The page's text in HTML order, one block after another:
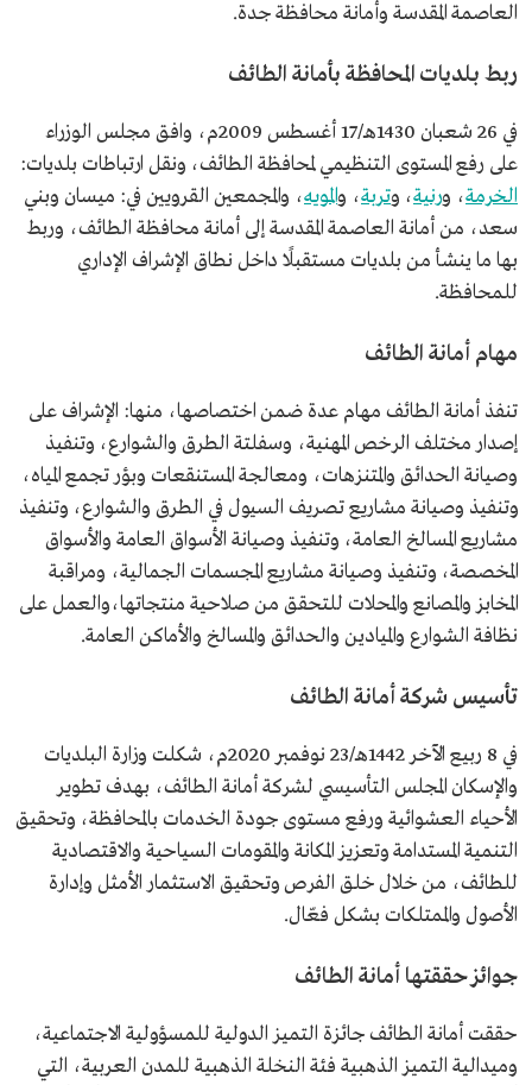
العاصمة المقدسة وأمانة محافظة جدة.
ربط بلديات المحافظة بأمانة الطائف
في 26 شعبان 1430هـ/17 أغسطس 2009م، وافق مجلس الوزراء
على رفع المستوى التنظيمي لمحافظة الطائف، ونقل ارتباطات بلديات:
الخرمة، ورنية، وتربة، والمويه، والمجمعين القرويين في: ميسان وبني
سعد، من أمانة العاصمة المقدسة إلى أمانة محافظة الطائف، وربط
بها ما ينشأ من بلديات مستقبلًا داخل نطاق الإشراف الإداري
للمحافظة.
مهام أمانة الطائف
تنفذ أمانة الطائف مهام عدة ضمن اختصاصها، منها: الإشراف على
إصدار مختلف الرخص المهنية، وسفلتة الطرق والشوارع، وتنفيذ
وصيانة الحدائق والمتنزهات، ومعالجة المستنقعات وبؤر تجمع المياه،
وتنفيذ وصيانة مشاريع تصريف السيول في الطرق والشوارع، وتنفيذ
مشاريع المسالخ العامة، وتنفيذ وصيانة الأسواق العامة والأسواق
المخصصة، وتنفيذ وصيانة مشاريع المجسمات الجمالية، ومراقبة
المخابز والمصانع والمحلات للتحقق من صلاحية منتجاتها،والعمل على
نظافة الشوارع والميادين والحدائق والمسالخ والأماكن العامة.
تأسيس شركة أمانة الطائف
في 8 ربيع الآخر 1442هـ/23 نوفمبر 2020م، شكلت وزارة البلديات
والإسكان المجلس التأسيسي لشركة أمانة الطائف، بهدف تطوير
الأحياء العشوائية ورفع مستوى جودة الخدمات بالمحافظة، وتحقيق
التنمية المستدامة وتعزيز المكانة والمقومات السياحية والاقتصادية
للطائف، من خلال خلق الفرص وتحقيق الاستثمار الأمثل وإدارة
الأصول والممتلكات بشكل فعّال.
جوائز حققتها أمانة الطائف
حققت أمانة الطائف جائزة التميز الدولية للمسؤولية الاجتماعية،
وميدالية التميز الذهبية فئة النخلة الذهبية للمدن العربية، التي